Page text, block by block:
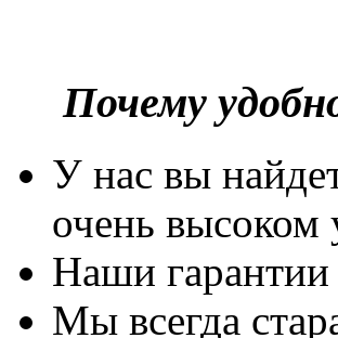
Почему
У нас вы
очень высоком
Наши
Мы всегда